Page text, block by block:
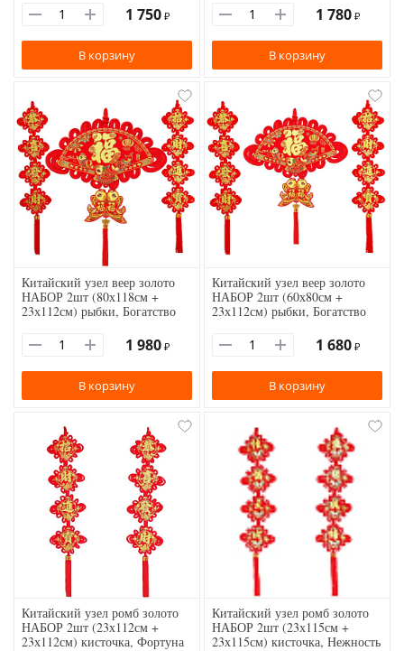
1 750 ₽
В корзину
1 780 ₽
В корзину
Китайский узел веер золото
НАБОР 2шт (80х118см +
23х112см) рыбки, Богатство
1 980 ₽
В корзину
Китайский узел веер золото
НАБОР 2шт (60х80см +
23х112см) рыбки, Богатство
1 680 ₽
В корзину
Китайский узел ромб золото
НАБОР 2шт (23х112см +
23х112см) кисточка, Фортуна
Китайский узел ромб золото
НАБОР 2шт (23х115см +
23х115см) кисточка, Нежность